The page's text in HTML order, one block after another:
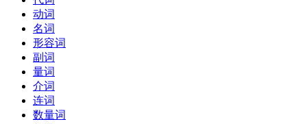
动词
名词
形容词
副词
量词
介词
连词
数量词